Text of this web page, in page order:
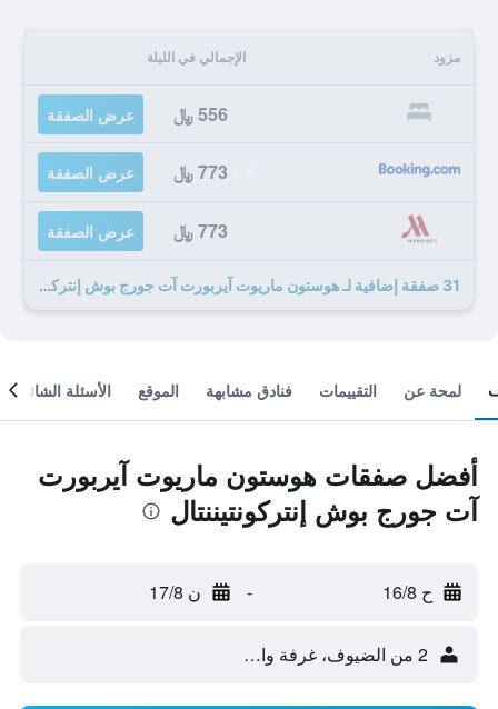
مزود الإجمالي في الليلة
556 ﷼ عرض الصفقة
773 ﷼ عرض الصفقة
773 ﷼ عرض الصفقة
31 صفقة إضافية لـ هوستون ماريوت آيربورت آت جورج بوش إنتركونتيننتال
لمحة عن التقييمات فنادق مشابهة الموقع الأسئلة الشائعة
أفضل صفقات هوستون ماريوت آيربورت
آت جورج بوش إنتركونتيننتال
ح 16/8 - ن 17/8
2 من الضيوف، غرفة واحدة